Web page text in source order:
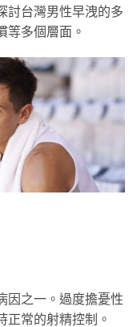
討台灣男性早洩的多
等多個層面。
因之一。過度擔憂性
正常的射精控制。